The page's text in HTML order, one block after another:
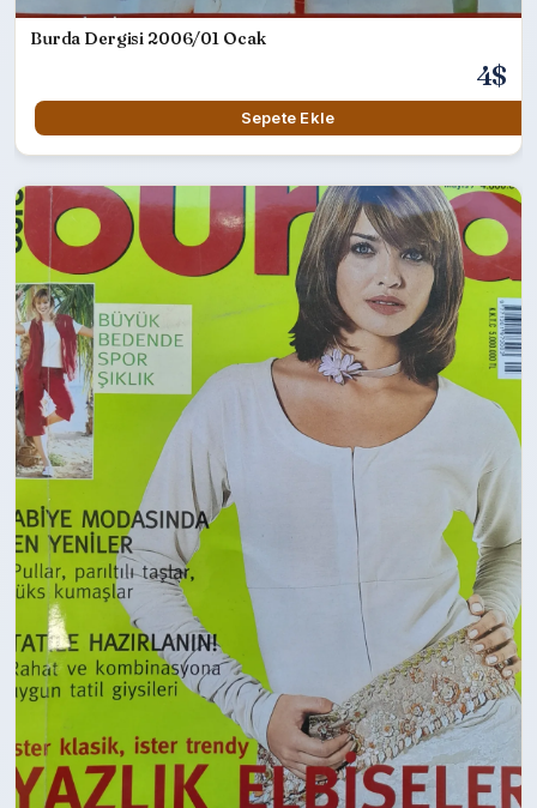
Burda Dergisi 2006/01 Ocak
4$
Sepete Ekle